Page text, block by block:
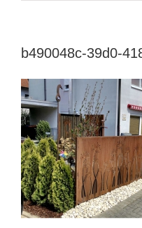
b490048c-39d0-